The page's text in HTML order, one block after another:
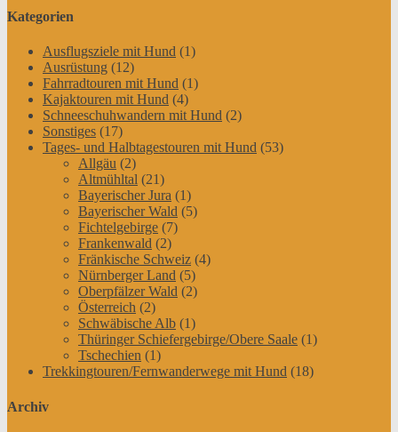
Kategorien
Ausflugsziele mit Hund (1)
Ausrüstung (12)
Fahrradtouren mit Hund (1)
Kajaktouren mit Hund (4)
Schneeschuhwandern mit Hund (2)
Sonstiges (17)
Tages- und Halbtagestouren mit Hund (53)
Allgäu (2)
Altmühltal (21)
Bayerischer Jura (1)
Bayerischer Wald (5)
Fichtelgebirge (7)
Frankenwald (2)
Fränkische Schweiz (4)
Nürnberger Land (5)
Oberpfälzer Wald (2)
Österreich (2)
Schwäbische Alb (1)
Thüringer Schiefergebirge/Obere Saale (1)
Tschechien (1)
Trekkingtouren/Fernwanderwege mit Hund (18)
Archiv